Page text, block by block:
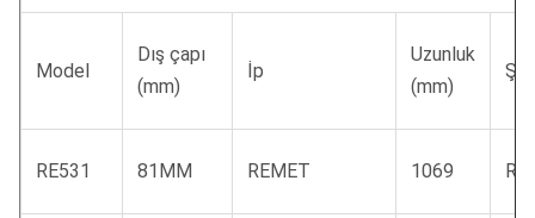
Model
Dış çapı
(mm)
İp
Uzunluk
(mm)
RE531 81MM REMET 1069